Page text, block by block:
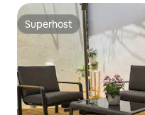
Superhost
Superhost